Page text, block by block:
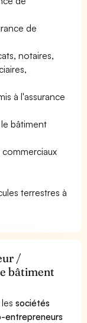
de
notaires,
à l'assurance
bâtiment
terrestres à
/
bâtiment
lessociétés
entrepreneurs